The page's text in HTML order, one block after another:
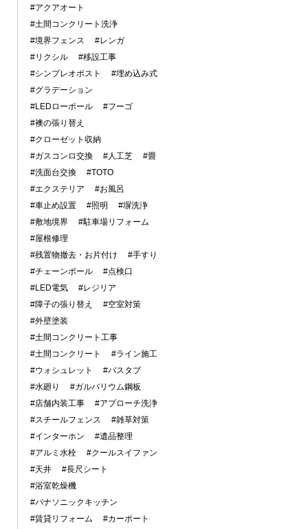
#アクアオート
#土間コンクリート洗浄
#境界フェンス
#レンガ
#リクシル
#移設工事
#シンプレオポスト
#埋め込み式
#グラデーション
#LEDローポール
#フーゴ
#襖の張り替え
#クローゼット収納
#ガスコンロ交換
#人工芝
#畳
#洗面台交換
#TOTO
#エクステリア
#お風呂
#車止め設置
#照明
#塀洗浄
#敷地境界
#駐車場リフォーム
#屋根修理
#残置物撤去・お片付け
#手すり
#チェーンポール
#点検口
#LED電気
#レジリア
#障子の張り替え
#空室対策
#外壁塗装
#土間コンクリート工事
#土間コンクリート
#ライン施工
#ウォシュレット
#バスタブ
#水廻り
#ガルバリウム鋼板
#店舗内装工事
#アプローチ洗浄
#スチールフェンス
#雑草対策
#インターホン
#遺品整理
#アルミ水栓
#クールスイファン
#天井
#長尺シート
#浴室乾燥機
#パナソニックキッチン
#賃貸リフォーム
#カーポート